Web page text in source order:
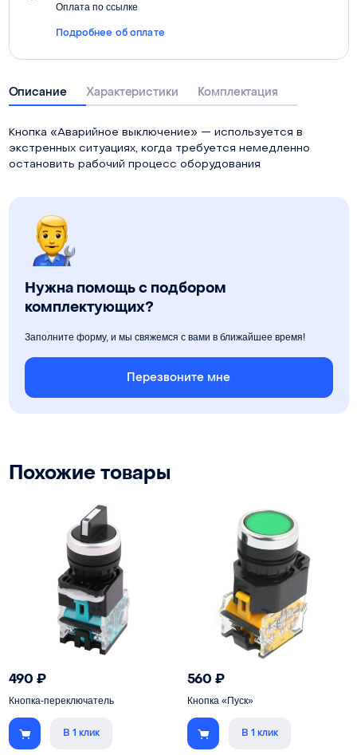
Оплата по ссылке
Подробнее об оплате
Описание Характеристики Комплектация
Кнопка «Аварийное выключение» — используется в
экстренных ситуациях, когда требуется немедленно
остановить рабочий процесс оборудования
Нужна помощь с подбором
комплектующих?
Заполните форму, и мы свяжемся с вами в ближайшее время!
Перезвоните мне
Похожие товары
490₽
Кнопка-переключатель
В 1 клик
560₽
Кнопка «Пуск»
В 1 клик